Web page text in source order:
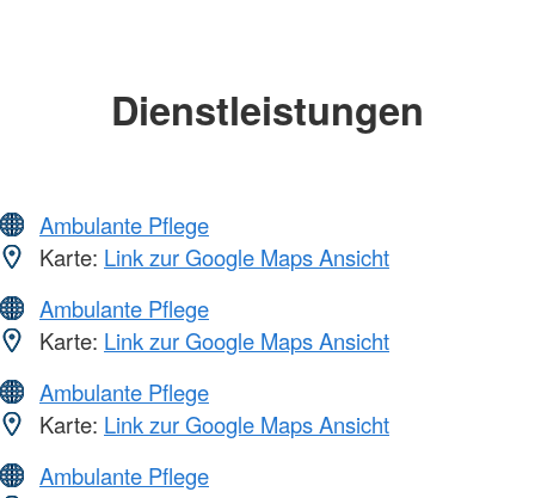
Dienstleistungen
Ambulante Pflege
Karte: Link zur Google Maps Ansicht
Ambulante Pflege
Karte: Link zur Google Maps Ansicht
Ambulante Pflege
Karte: Link zur Google Maps Ansicht
Ambulante Pflege